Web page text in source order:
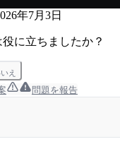
年7月3日
に立ちましたか？
え
問題を報告